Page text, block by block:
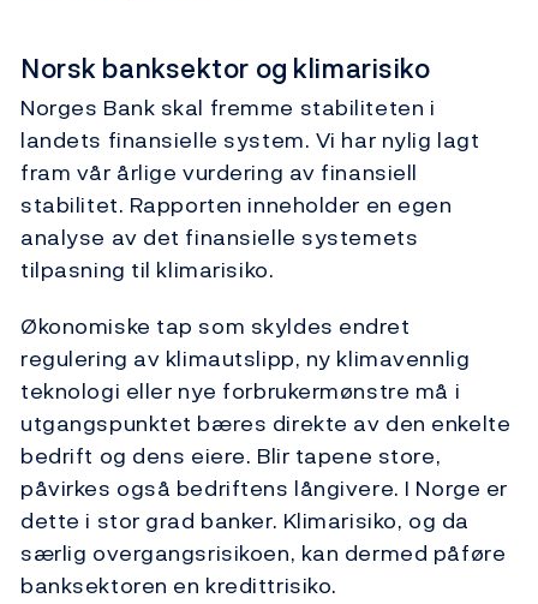
Norsk banksektor og klimarisiko
Norges Bank skal fremme stabiliteten i
landets finansielle system. Vi har nylig lagt
fram vår årlige vurdering av finansiell
stabilitet. Rapporten inneholder en egen
analyse av det finansielle systemets
tilpasning til klimarisiko.
Økonomiske tap som skyldes endret
regulering av klimautslipp, ny klimavennlig
teknologi eller nye forbrukermønstre må i
utgangspunktet bæres direkte av den enkelte
bedrift og dens eiere. Blir tapene store,
påvirkes også bedriftens långivere. I Norge er
dette i stor grad banker. Klimarisiko, og da
særlig overgangsrisikoen, kan dermed påføre
banksektoren en kredittrisiko.